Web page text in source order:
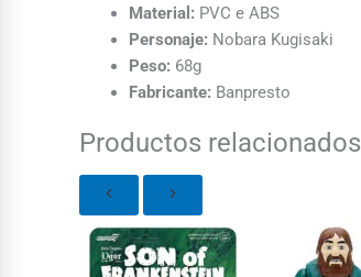
Material: PVC e ABS
Personaje: Nobara Kugisaki
Peso: 68g
Fabricante: Banpresto
Productos relacionados